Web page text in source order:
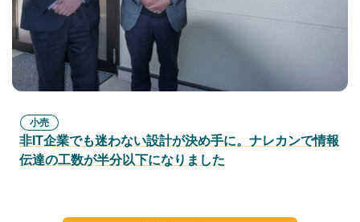
小売
非IT企業でも迷わない設計が決め手に。ナレカンで情報
伝達の工数が半分以下になりました